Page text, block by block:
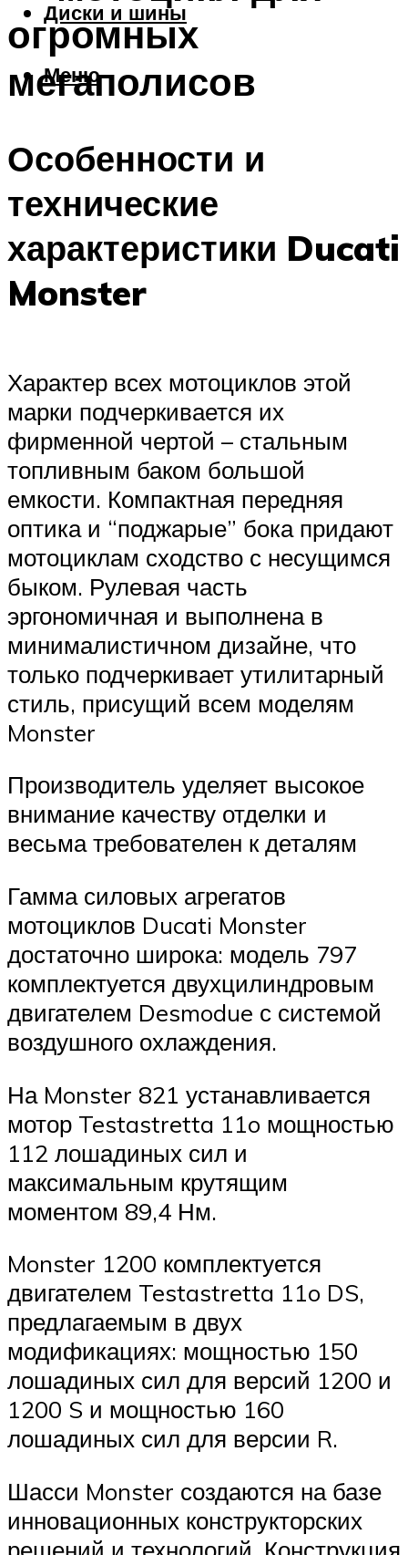
Диски и шины
Меню
огромных
мегаполисов
Особенности и
технические
характеристики Ducati
Monster
Характер всех мотоциклов этой
марки подчеркивается их
фирменной чертой – стальным
топливным баком большой
емкости. Компактная передняя
оптика и “поджарые” бока придают
мотоциклам сходство с несущимся
быком. Рулевая часть
эргономичная и выполнена в
минималистичном дизайне, что
только подчеркивает утилитарный
стиль, присущий всем моделям
Monster
Производитель уделяет высокое
внимание качеству отделки и
весьма требователен к деталям
Гамма силовых агрегатов
мотоциклов Ducati Monster
достаточно широка: модель 797
комплектуется двухцилиндровым
двигателем Desmodue с системой
воздушного охлаждения.
На Monster 821 устанавливается
мотор Testastretta 11o мощностью
112 лошадиных сил и
максимальным крутящим
моментом 89,4 Нм.
Monster 1200 комплектуется
двигателем Testastretta 11o DS,
предлагаемым в двух
модификациях: мощностью 150
лошадиных сил для версий 1200 и
1200 S и мощностью 160
лошадиных сил для версии R.
Шасси Monster создаются на базе
инновационных конструкторских